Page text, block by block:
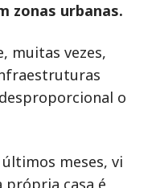
zonas urbanas.
muitas vezes,
o
meses, vi
própria casa é